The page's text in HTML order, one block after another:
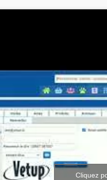
Cliquez